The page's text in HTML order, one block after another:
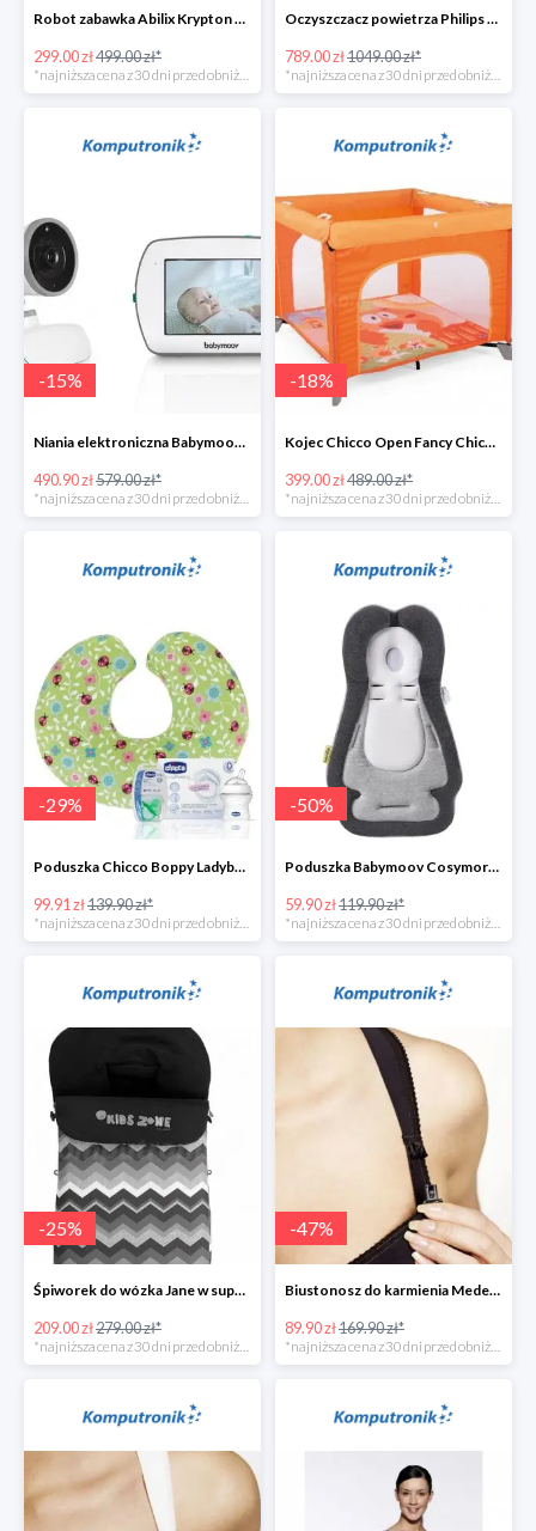
Robot zabawka Abilix Krypton 0 w super cenie
299.00 zł499.00 zł*
Oczyszczacz powietrza Philips AC1217/10
789.00 zł1049.00 zł*
-15%
Niania elektroniczna Babymoov Yoo-Feel w super cenie
490.90 zł579.00 zł*
*najniższa cena z 30 dni przed obniżką
-18%
Kojec Chicco Open Fancy Chicken w super cenie
399.00 zł489.00 zł*
*najniższa cena z 30 dni przed obniżką
-29%
Poduszka Chicco Boppy Ladybug Lane+wyprawkaw super cenie
99.91 zł139.90 zł*
-50%
Poduszka Babymoov Cosymorpho w super cenie
59.90 zł119.90 zł*
-25%
Śpiworek do wózka Jane w super cenie
209.00 zł279.00 zł*
*najniższa cena z 30 dni przed obniżką
-47%
Biustonosz do karmienia Medela CINDY w super cenie
89.90 zł169.90 zł*
*najniższa cena z 30 dni przed obniżką